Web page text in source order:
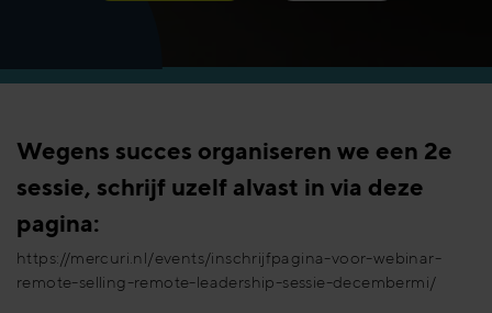
Wegens succes organiseren we een 2e
sessie, schrijf uzelf alvast in via deze
pagina:
https://mercuri.nl/events/inschrijfpagina-voor-webinar-
remote-selling-remote-leadership-sessie-decembermi/